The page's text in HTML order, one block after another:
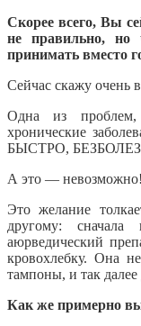
Скорее всего, Вы
не правильно, но
принимать вместо
Сейчас скажу очень
Одна из
хронические
БЫСТРО,
А это — невозможно!
Это желание
другому:
аюрведический
кровохлебку. Она
тампоны, и так далее
Как же примерно